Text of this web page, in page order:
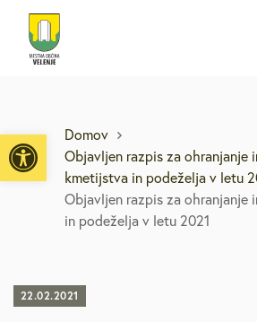
Open toolbar
Domov
Objavljen razpis za ohranjanje
kmetijstva in podeželja v letu
Objavljen razpis za ohranjanje
in podeželja v letu 2021
22.02.2021